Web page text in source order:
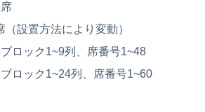
設置方法により変動）
ロック1~9列、席番号1~48
ロック1~24列、席番号1~60